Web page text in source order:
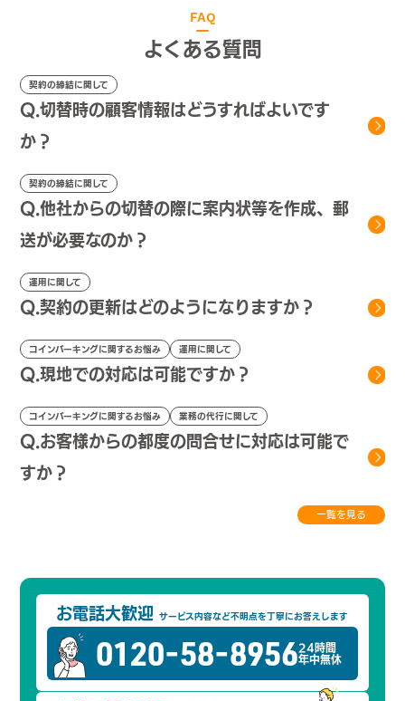
FAQ
よくある質問
契約の締結に関して
Q.切替時の顧客情報はどうすればよいです
か？
契約の締結に関して
Q.他社からの切替の際に案内状等を作成、郵
送が必要なのか？
運用に関して
Q.契約の更新はどのようになりますか？
コインパーキングに関するお悩み 運用に関して
Q.現地での対応は可能ですか？
コインパーキングに関するお悩み 業務の代行に関して
Q.お客様からの都度の問合せに対応は可能で
すか？
一覧を見る
お電話大歓迎 サービス内容など不明点を丁寧にお答えします
0120-58-895624時間
年中無休